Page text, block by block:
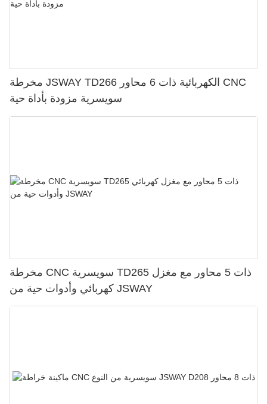
مخرطة JSWAY TD266 الكهربائية ذات 6 محاور CNC
سويسرية مزودة بأداة حية
مخرطة CNC سويسرية TD265 ذات 5 محاور مع مغزل
كهربائي وأدوات حية من JSWAY